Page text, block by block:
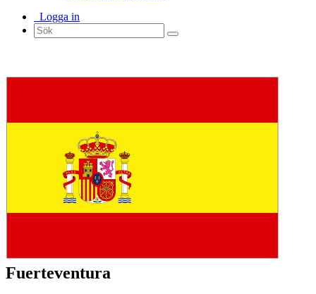
Logga in
Fuerteventura